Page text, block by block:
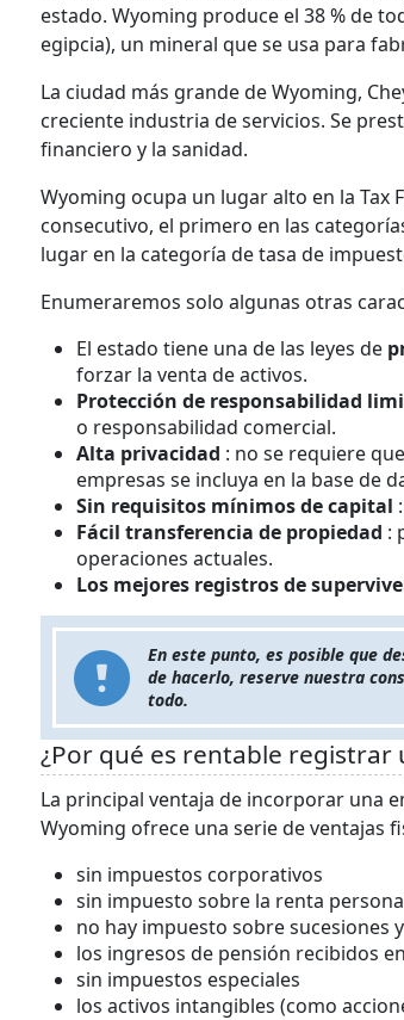
estado. Wyoming produce el 38 % de
egipcia), un mineral que se usa para
La ciudad más grande de Wyoming,
creciente industria de servicios. Se
financiero y la sanidad.
Wyoming ocupa un lugar alto en la Tax
consecutivo, el primero en las
lugar en la categoría de tasa de
Enumeraremos solo algunas otras
El estado tiene una de las leyes de
forzar la venta de activos.
Protección de responsabilidad
o responsabilidad comercial.
Alta privacidad : no se requiere
empresas se incluya en la base de
Sin requisitos mínimos de capital
Fácil transferencia de propiedad :
operaciones actuales.
Los mejores registros de
En este punto, es posible que
de hacerlo, reserve nuestra
todo.
¿Por qué es rentable registrar
La principal ventaja de incorporar una
Wyoming ofrece una serie de ventajas
sin impuestos corporativos
sin impuesto sobre la renta
no hay impuesto sobre sucesiones
los ingresos de pensión recibidos
sin impuestos especiales
los activos intangibles (como